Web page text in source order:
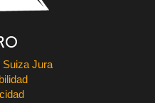
Suiza Jura